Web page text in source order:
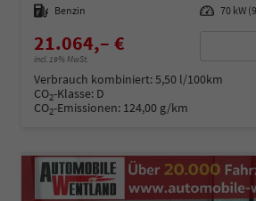
Kraftstoff Benzin Leistung 70 kW
21.064,– €
incl. 19% MwSt.
Verbrauch kombiniert:5,50 l/100km
CO2-Klasse: D
CO2-Emissionen: 124,00 g/km